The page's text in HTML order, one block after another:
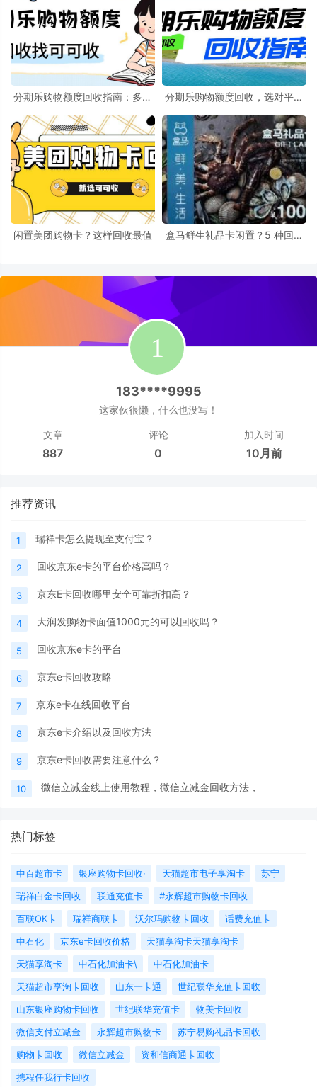
分期乐购物额度回收指南：多种
分期乐购物额度回收，选对平台
闲置美团购物卡？这样回收最值
盒马鲜生礼品卡闲置？5 种回收
183****9995
这家伙很懒，什么也没写！
文章
887
评论
0
加入时间
10月前
推荐资讯
1 瑞祥卡怎么提现至支付宝？
2 回收京东e卡的平台价格高吗？
3 京东E卡回收哪里安全可靠折扣高？
4 大润发购物卡面值1000元的可以回收吗？
5 回收京东e卡的平台
6 京东e卡回收攻略
7 京东e卡在线回收平台
8 京东e卡介绍以及回收方法
9 京东e卡回收需要注意什么？
10 微信立减金线上使用教程，微信立减金回收方法，
热门标签
中百超市卡 银座购物卡回收· 天猫超市电子享淘卡
苏宁
瑞祥白金卡回收
联通充值卡
#永辉超市购物卡回收
百联OK卡
瑞祥商联卡 沃尔玛购物卡回收
话费充值卡
中石化
京东e卡回收价格
天猫享淘卡天猫享淘卡
天猫享淘卡
中石化加油卡\
中石化加油卡
天猫超市享淘卡回收
山东一卡通
世纪联华充值卡回收
山东银座购物卡回收
世纪联华充值卡
物美卡回收
微信支付立减金
永辉超市购物卡
苏宁易购礼品卡回收
购物卡回收
微信立减金
资和信商通卡回收
携程任我行卡回收